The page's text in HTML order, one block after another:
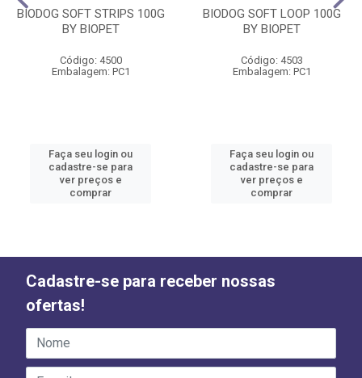
BIODOG SOFT STRIPS 100G
BY BIOPET
Código: 4500
Embalagem: PC1
Faça seu login ou
cadastre-se para
ver preços e
comprar
BIODOG SOFT LOOP 100G
BY BIOPET
Código: 4503
Embalagem: PC1
Faça seu login ou
cadastre-se para
ver preços e
comprar
Cadastre-se para receber nossas
ofertas!